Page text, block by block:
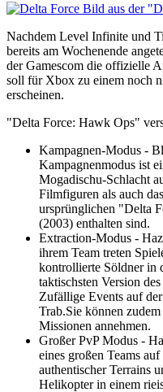
Bild aus der
Nachdem Level Infinite und
bereits am Wochenende
der Gamescom die offizielle
soll für Xbox zu einem noch
erscheinen.
"Delta Force: Hawk Ops"
Kampagnen-Modus -
Kampagnenmodus ist
Mogadischu-Schlacht
Filmfiguren als auch
ursprünglichen "Delta
(2003) enthalten sind.
Extraction-Modus -
ihrem Team treten
kontrollierte Söldner in
taktischsten Version
Zufällige Events auf
Trab.Sie können
Missionen annehmen.
Großer PvP Modus -
eines großen Teams
authentischer Terrains
Helikopter in einem